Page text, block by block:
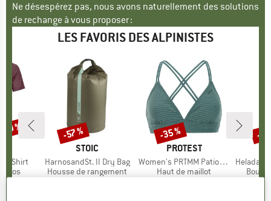
Ne désespérez pas, nous avons naturellement des solutions
de rechange à vous proposer :
LES FAVORIS DES ALPINISTES
T-Shirt
réduit
de
%
MARQUE
STOIC
Article
HarnosandSt. II Dry Bag
Product group
Housse de rangement
Remise
-57 %
MARQUE
PROTEST
Article
Women's PRTMM Patio Triangle
Product group
Haut de maillot
Remise
-35 %
Article
HeladagenSt.
24,95
-